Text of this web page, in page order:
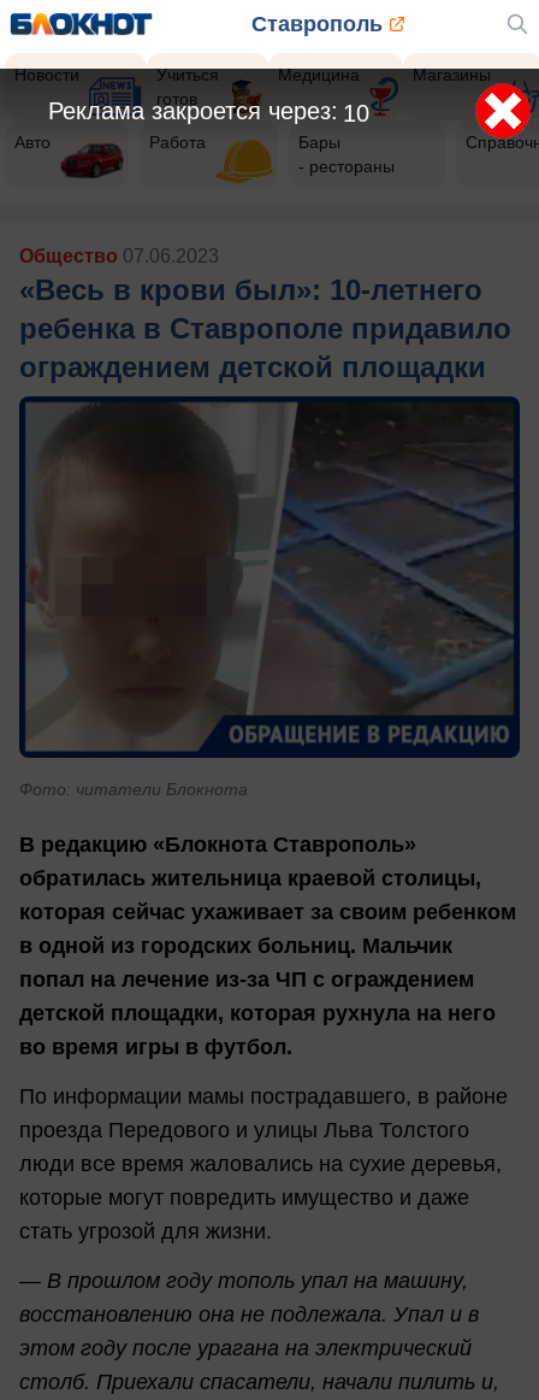
Ставрополь
Новости
Учиться
готов
Медицина Магазины
Авто Работа
Бары
- рестораны
Общество 07.06.2023
«Весь в крови был»: 10-летнего
ребенка в Ставрополе придавило
ограждением детской площадки
Фото: читатели Блокнота
В редакцию «Блокнота Ставрополь»
обратилась жительница краевой столицы,
которая сейчас ухаживает за своим ребенком
в одной из городских больниц. Мальчик
попал на лечение из-за ЧП с ограждением
детской площадки, которая рухнула на него
во время игры в футбол.
По информации мамы пострадавшего, в районе
проезда Передового и улицы Льва Толстого
люди все время жаловались на сухие деревья,
которые могут повредить имущество и даже
стать угрозой для жизни.
— В прошлом году тополь упал на машину,
восстановлению она не подлежала. Упал и в
этом году после урагана на электрический
столб. Приехали спасатели, начали пилить и,
8
Реклама закроется через: